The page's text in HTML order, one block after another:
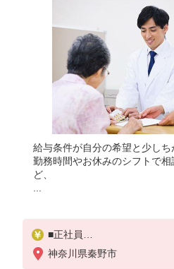
給与条件が自分の希望と少しち
勤務時間やお休みのシフトで
ど、
■正社員
※経験考慮
神奈川県秦野市